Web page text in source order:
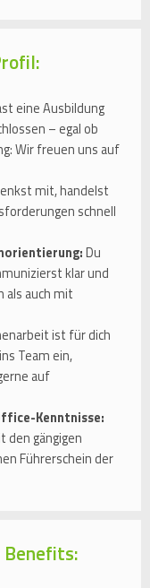
eine Ausbildung
– egal ob
Wir freuen uns auf
mit, handelst
schnell
Du
klar und
als auch mit
ist für dich
Team ein,
auf
Kenntnisse:
den gängigen
Führerschein der